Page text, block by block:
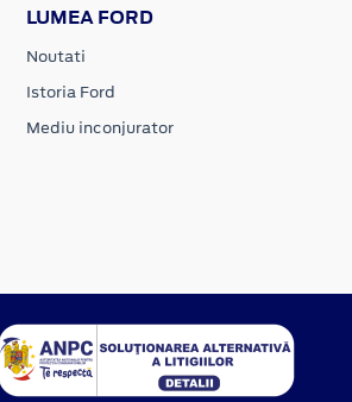
LUMEA FORD
Noutati
Istoria Ford
Mediu inconjurator